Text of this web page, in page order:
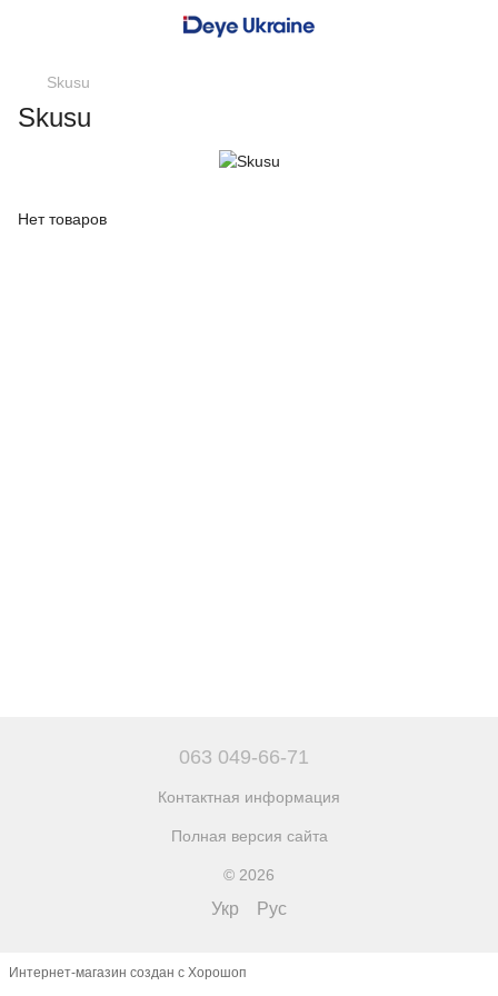
Skusu
Skusu
Нет товаров
063 049-66-71
Контактная информация
Полная версия сайта
© 2026
Укр Рус
Интернет-магазин создан с Хорошоп